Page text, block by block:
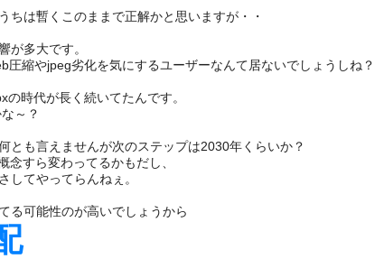
ちは暫くこのままで正解かと思いますが・・
が多大です。
圧縮やjpeg劣化を気にするユーザーなんて居ないでしょうしね？
時代が長く続いてたんです。
～？
とも言えませんが次のステップは2030年くらいか？
念すら変わってるかもだし、
してやってらんねぇ。
る可能性のが高いでしょうから